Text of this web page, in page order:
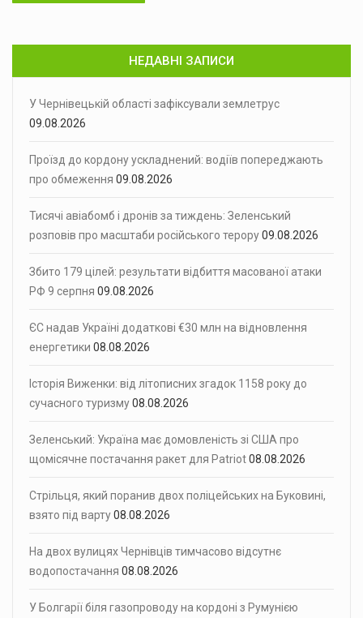
НЕДАВНІ ЗАПИСИ
У Чернівецькій області зафіксували землетрус
09.08.2026
Проїзд до кордону ускладнений: водіїв попереджають
про обмеження 09.08.2026
Тисячі авіабомб і дронів за тиждень: Зеленський
розповів про масштаби російського терору09.08.2026
Збито 179 цілей: результати відбиття масованої атаки
РФ 9 серпня 09.08.2026
ЄС надав Україні додаткові €30 млн на відновлення
енергетики 08.08.2026
Історія Виженки: від літописних згадок 1158 року до
сучасного туризму08.08.2026
Зеленський: Україна має домовленість зі США про
щомісячне постачання ракет для Patriot08.08.2026
Стрільця, який поранив двох поліцейських на Буковині,
взято під варту08.08.2026
На двох вулицях Чернівців тимчасово відсутнє
водопостачання 08.08.2026
У Болгарії біля газопроводу на кордоні з Румунією